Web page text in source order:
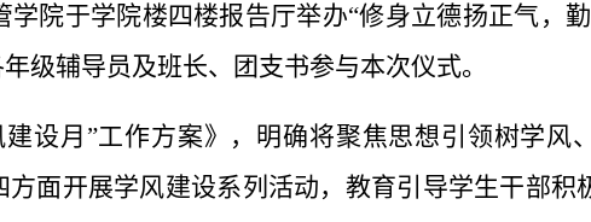
学院于学院楼四楼报告厅举办“修身立德扬正气，
级辅导员及班长、团支书参与本次仪式。
建设月”工作方案》，明确将聚焦思想引领树学风
面开展学风建设系列活动，教育引导学生干部积